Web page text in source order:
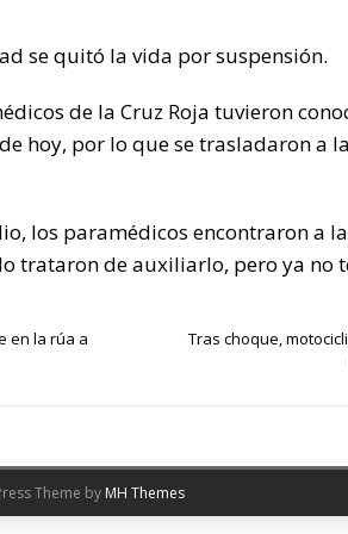
se quitó la vida por suspensión.
de la Cruz Roja tuvieron
hoy, por lo que se trasladaron a
los paramédicos encontraron a
trataron de auxiliarlo, pero ya no
en la rúa a
Tras choque,
Theme by MH Themes